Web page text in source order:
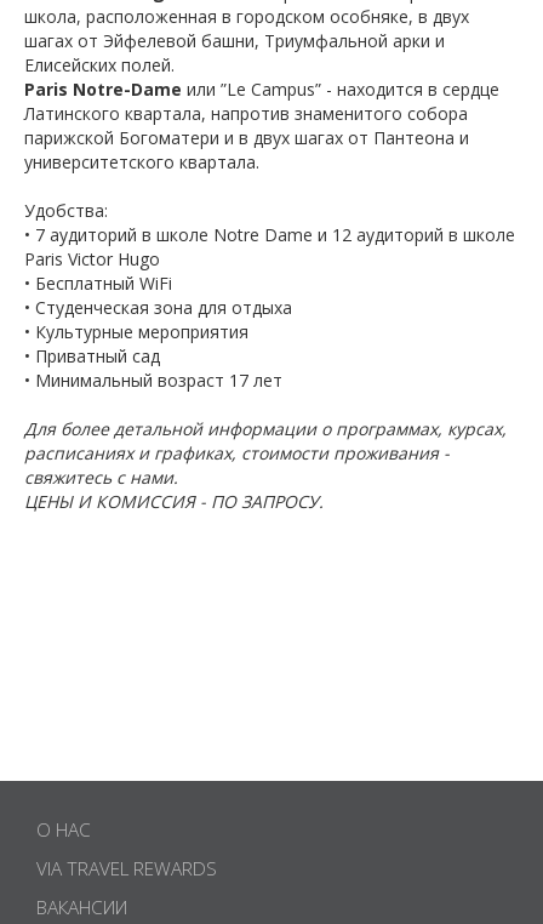
школа, расположенная в городском особняке, в двух
шагах от Эйфелевой башни, Триумфальной арки и
Елисейских полей.
Paris Notre-Dame или ”Le Campus” - находится в сердце
Латинского квартала, напротив знаменитого собора
парижской Богоматери и в двух шагах от Пантеона и
университетского квартала.
Удобства:
• 7 аудиторий в школе Notre Dame и 12 аудиторий в школе
Paris Victor Hugo
• Бесплатный WiFi
• Студенческая зона для отдыха
• Культурные мероприятия
• Приватный сад
• Минимальный возраст 17 лет
Для более детальной информации о программах, курсах,
расписаниях и графиках, стоимости проживания -
свяжитесь с нами.
ЦЕНЫ И КОМИССИЯ - ПО ЗАПРОСУ.
О НАС
VIA TRAVEL REWARDS
ВАКАНСИИ